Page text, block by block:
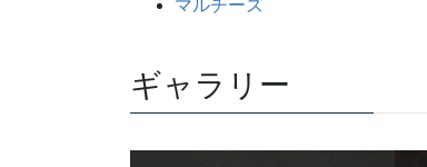
マルチーズ
ギャラリー